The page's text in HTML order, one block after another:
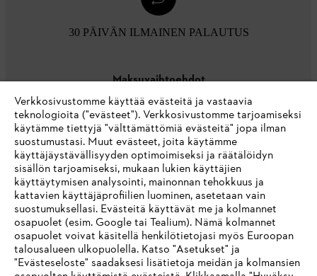
30 PÄIVÄN ILMAINEN PALAUTUS
Maksuvaihtoehdot
Yritys
STIHL FAQ
Verkkosivustomme käyttää evästeitä ja vastaavia
teknologioita ("evästeet"). Verkkosivustomme tarjoamiseksi
käytämme tiettyjä "välttämättömiä evästeitä" jopa ilman
suostumustasi. Muut evästeet, joita käytämme
käyttäjäystävällisyyden optimoimiseksi ja räätälöidyn
sisällön tarjoamiseksi, mukaan lukien käyttäjien
käyttäytymisen analysointi, mainonnan tehokkuus ja
kattavien käyttäjäprofiilien luominen, asetetaan vain
suostumuksellasi. Evästeitä käyttävät me ja kolmannet
osapuolet (esim. Google tai Tealium). Nämä kolmannet
osapuolet voivat käsitellä henkilötietojasi myös Euroopan
talousalueen ulkopuolella. Katso "Asetukset" ja
"Evästeseloste" saadaksesi lisätietoja meidän ja kolmansien